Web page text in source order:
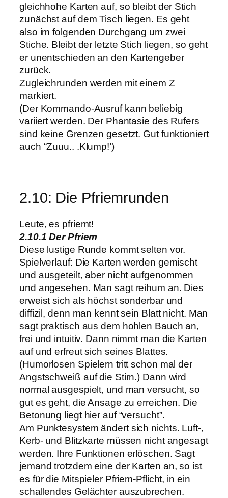
gleichhohe Karten auf, so bleibt der Stich
zunächst auf dem Tisch liegen. Es geht
also im folgenden Durchgang um zwei
Stiche. Bleibt der letzte Stich liegen, so geht
er unentschieden an den Kartengeber
zurück.
Zugleichrunden werden mit einem Z
markiert.
(Der Kommando-Ausruf kann beliebig
variiert werden. Der Phantasie des Rufers
sind keine Grenzen gesetzt. Gut funktioniert
auch “Zuuu.. .Klump!’)
2.10: Die Pfriemrunden
Leute, es pfriemt!
2.10.1 Der Pfriem
Diese lustige Runde kommt selten vor.
Spielverlauf: Die Karten werden gemischt
und ausgeteilt, aber nicht aufgenommen
und angesehen. Man sagt reihum an. Dies
erweist sich als höchst sonderbar und
diffizil, denn man kennt sein Blatt nicht. Man
sagt praktisch aus dem hohlen Bauch an,
frei und intuitiv. Dann nimmt man die Karten
auf und erfreut sich seines Blattes.
(Humorlosen Spielern tritt schon mal der
Angstschweiß auf die Stirn.) Dann wird
normal ausgespielt, und man versucht, so
gut es geht, die Ansage zu erreichen. Die
Betonung liegt hier auf “versucht”.
Am Punktesystem ändert sich nichts. Luft-,
Kerb- und Blitzkarte müssen nicht angesagt
werden. Ihre Funktionen erlöschen. Sagt
jemand trotzdem eine der Karten an, so ist
es für die Mitspieler Pfriem-Pflicht, in ein
schallendes Gelächter auszubrechen.